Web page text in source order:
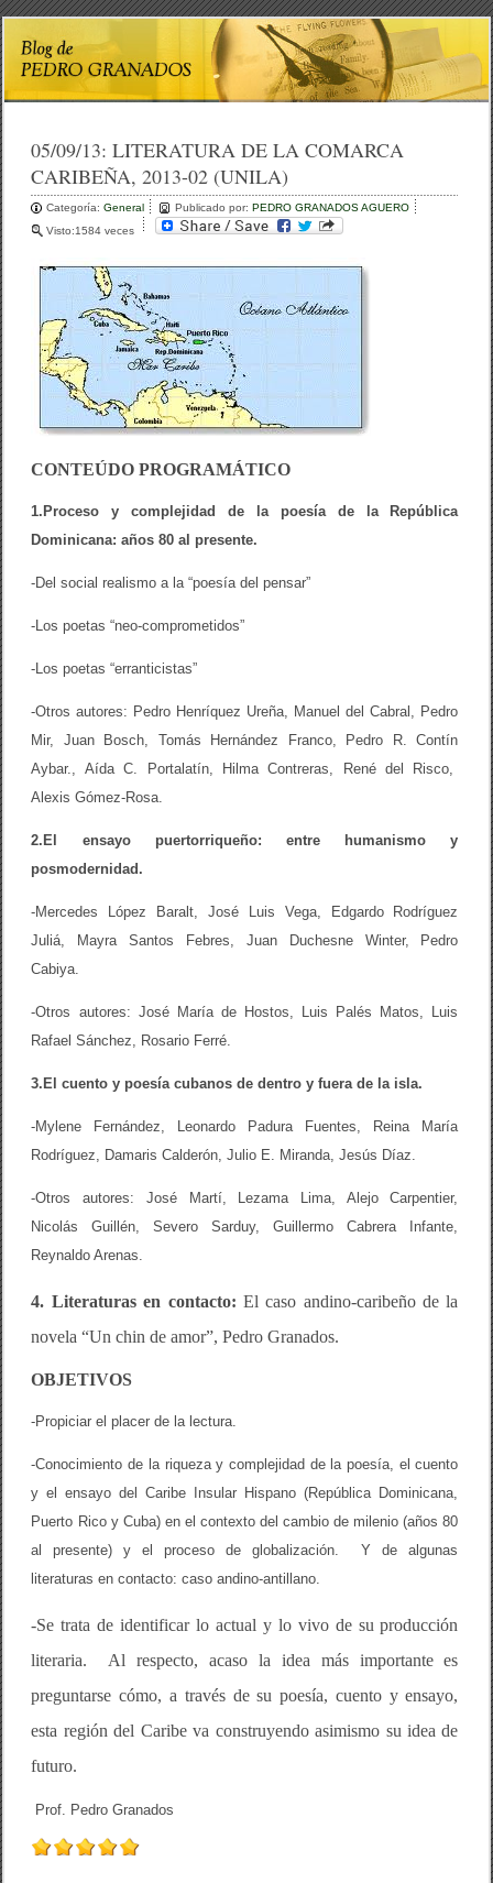
05/09/13:LITERATURA DE LA COMARCA
CARIBEÑA, 2013-02 (UNILA)
Categoría:General Publicado por:PEDRO GRANADOS AGUERO
Visto:1584 veces
CONTEÚDO PROGRAMÁTICO
1.Proceso y complejidad de la poesía de la República
Dominicana: años 80 al presente.
-Del social realismo a la “poesía del pensar”
-Los poetas “neo-comprometidos”
-Los poetas “erranticistas”
-Otros autores: Pedro Henríquez Ureña, Manuel del Cabral, Pedro
Mir, Juan Bosch, Tomás Hernández Franco, Pedro R. Contín
Aybar., Aída C. Portalatín, Hilma Contreras, René del Risco,
Alexis Gómez-Rosa.
2.El ensayo puertorriqueño: entre humanismo y
posmodernidad.
-Mercedes López Baralt, José Luis Vega, Edgardo Rodríguez
Juliá, Mayra Santos Febres, Juan Duchesne Winter, Pedro
Cabiya.
-Otros autores: José María de Hostos, Luis Palés Matos, Luis
Rafael Sánchez, Rosario Ferré.
3.El cuento y poesía cubanos de dentro y fuera de la isla.
-Mylene Fernández, Leonardo Padura Fuentes, Reina María
Rodríguez, Damaris Calderón, Julio E. Miranda, Jesús Díaz.
-Otros autores: José Martí, Lezama Lima, Alejo Carpentier,
Nicolás Guillén, Severo Sarduy, Guillermo Cabrera Infante,
Reynaldo Arenas.
4. Literaturas en contacto: El caso andino-caribeño de la
novela “Un chin de amor”, Pedro Granados.
OBJETIVOS
-Propiciar el placer de la lectura.
-Conocimiento de la riqueza y complejidad de la poesía, el cuento
y el ensayo del Caribe Insular Hispano (República Dominicana,
Puerto Rico y Cuba) en el contexto del cambio de milenio (años 80
al presente) y el proceso de globalización.
Y de algunas
literaturas en contacto: caso andino-antillano.
-Se trata de identificar lo actual y lo vivo de su producción
literaria.
Al respecto, acaso la idea más importante es
preguntarse cómo, a través de su poesía, cuento y ensayo,
esta región del Caribe va construyendo asimismo su idea de
futuro.
Prof. Pedro Granados